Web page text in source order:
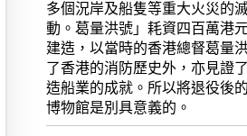
多個況岸及船隻等重大火災的
動。葛量洪號」耗資四百萬港
建造，以當時的香港總督葛量
了香港的消防歷史外，亦見證
造船業的成就。所以將退役後
博物館是別具意義的。